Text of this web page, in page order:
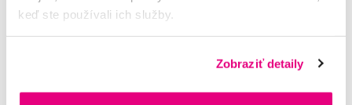
keď ste používali ich služby.
Zobraziť detaily